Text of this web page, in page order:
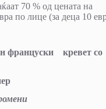
70 % од цената на
по лице (за деца 10
француски кревет со